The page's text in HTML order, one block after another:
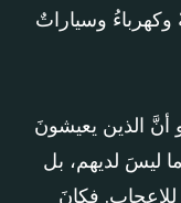
وسياراتٌ
أنَّ الذين يعيشونَ
ليسَ لديهم، بل
للإعجابِ. فكانَ